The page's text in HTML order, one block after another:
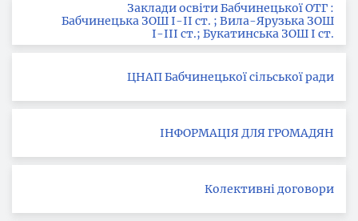
Заклади освіти Бабчинецької ОТГ :
Бабчинецька ЗОШ І-ІІ ст. ; Вила-Ярузька ЗОШ
І-ІІІ ст.; Букатинська ЗОШ І ст.
ЦНАП Бабчинецької сільської ради
ІНФОРМАЦІЯ ДЛЯ ГРОМАДЯН
Колективні договори